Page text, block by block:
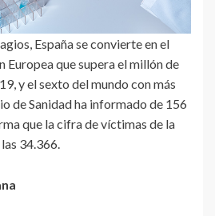
España se convierte en el
Europea que supera el millón de
y el sexto del mundo con más
de Sanidad ha informado de 156
que la cifra de víctimas de la
34.366.